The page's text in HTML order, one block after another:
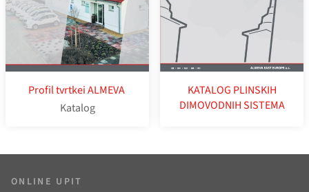
Profil tvrtkei ALMEVA
Katalog
KATALOG PLINSKIH
DIMOVODNIH SISTEMA
ONLINE UPIT